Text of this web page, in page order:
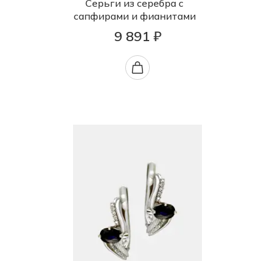
Серьги из серебра с
сапфирами и фианитами
9 891 ₽